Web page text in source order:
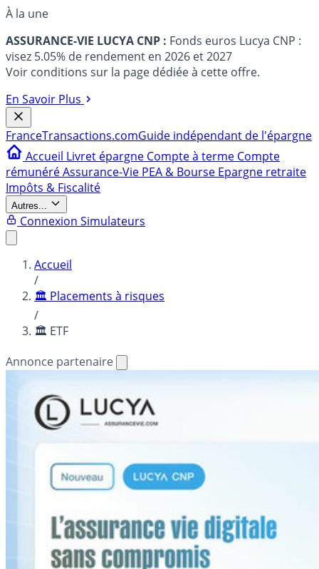
À la une
ASSURANCE-VIE LUCYA CNP : Fonds euros Lucya CNP :
visez 5.05% de rendement en 2026 et 2027
Voir conditions sur la page dédiée à cette offre.
En Savoir Plus
FranceTransactions.comGuide indépendant de l'épargne
Accueil Livret épargne Compte à terme Compte
rémunéréAssurance-Vie PEA & Bourse Epargne retraite
Impôts & Fiscalité
Autres...
Connexion Simulateurs
Accueil
/
🏛️ Placements à risques
/
🏛️ ETF
Annonce partenaire